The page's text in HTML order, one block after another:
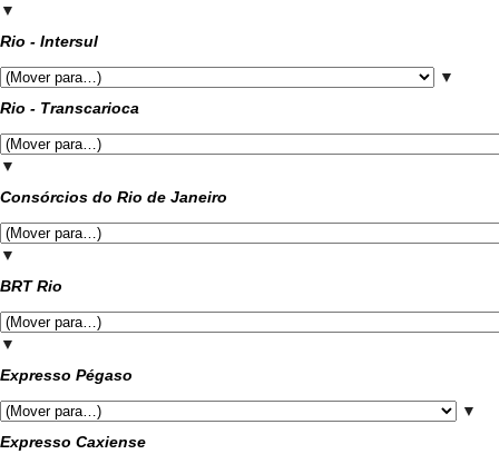
▼
Rio - Intersul
▼
Rio - Transcarioca
▼
Consórcios do Rio de Janeiro
▼
BRT Rio
▼
Expresso Pégaso
▼
Expresso Caxiense